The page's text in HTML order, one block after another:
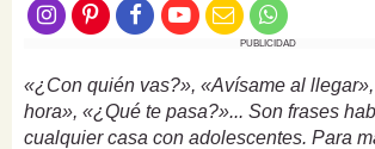
PUBLICIDAD
«¿Con quién vas?», «Avísame al
hora», «¿Qué te pasa?»... Son frases
cualquier casa con adolescentes. Para